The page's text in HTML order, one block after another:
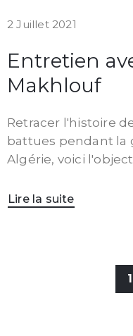
2 Juillet 2021
Entretien
Makhlouf
Retracer l'histoire
battues pendant la
Algérie, voici
Lire la suite
1